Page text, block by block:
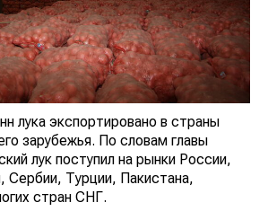
лука экспортировано в страны
зарубежья. По словам главы
лук поступил на рынки России,
Сербии, Турции, Пакистана,
стран СНГ.